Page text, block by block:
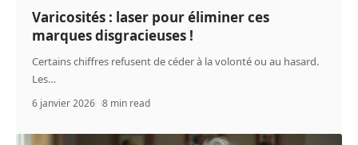
Varicosités : laser pour éliminer ces
marques disgracieuses !
Certains chiffres refusent de céder à la volonté ou au hasard.
Les…
6 janvier 2026 8 min read